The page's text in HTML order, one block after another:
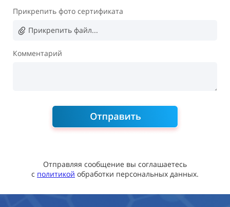
Прикрепить фото сертификата
Прикрепить файл...
Комментарий
Отправляя сообщение вы соглашаетесь
с политикой обработки персональных данных.